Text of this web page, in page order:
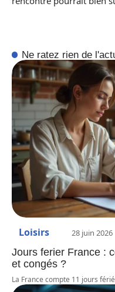
Ne ratez rien de
Loisirs 28 juin 2026
Jours ferier France :
et congés ?
La France compte 11 jours